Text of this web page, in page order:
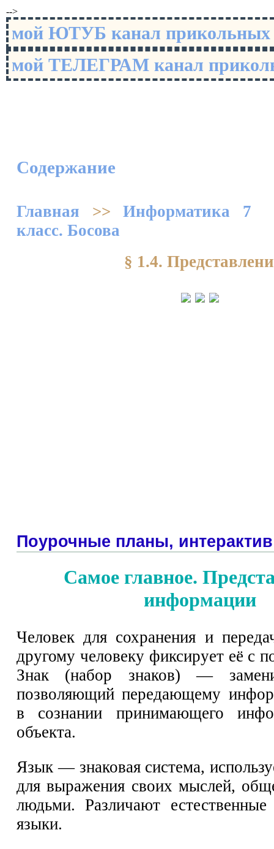
-->
мой ЮТУБ канал
мой ТЕЛЕГРАМ канал
Содержание
Главная >>Информатика 7
класс. Босова
§ 1.4.
Поурочные планы, интерактив
Самое главное.
информации
Человек для сохранения и
другому человеку фиксирует её с
Знак (набор знаков) —
позволяющий передающему
в сознании принимающего
объекта.
Язык — знаковая система,
для выражения своих мыслей,
людьми. Различают
языки.